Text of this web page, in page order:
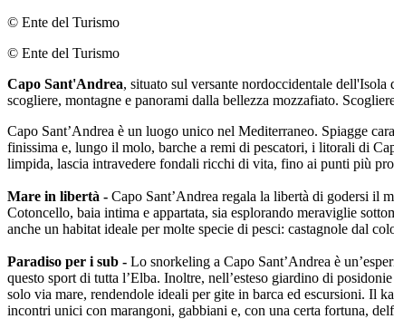
© Ente del Turismo
© Ente del Turismo
Capo Sant'Andrea, situato sul versante nordoccidentale
scogliere, montagne e panorami dalla bellezza mozzafiato.
Capo Sant’Andrea è un luogo unico nel Mediterraneo. Spiagge
finissima e, lungo il molo, barche a remi di pescatori, i litorali di
limpida, lascia intravedere fondali ricchi di vita, fino ai punti più
Mare in libertà - Capo Sant’Andrea regala la libertà di godersi il
Cotoncello, baia intima e appartata, sia esplorando meraviglie
anche un habitat ideale per molte specie di pesci: castagnole dal
Paradiso per i sub - Lo snorkeling a Capo Sant’Andrea è
questo sport di tutta l’Elba. Inoltre, nell’esteso giardino di
solo via mare, rendendole ideali per gite in barca ed escursioni. Il
incontri unici con marangoni, gabbiani e, con una certa fortuna,